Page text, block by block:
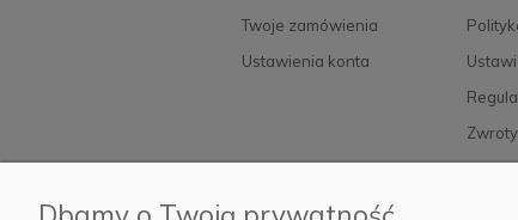
Twoje zamówienia
Ustawienia konta
FAQ